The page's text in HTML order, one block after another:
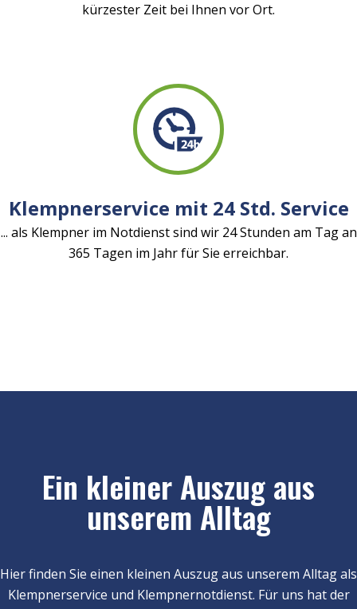
kürzester Zeit bei Ihnen vor Ort.
Klempnerservice mit 24 Std. Service
... als Klempner im Notdienst sind wir 24 Stunden am Tag an
365 Tagen im Jahr für Sie erreichbar.
Ein kleiner Auszug aus
unserem Alltag
Hier finden Sie einen kleinen Auszug aus unserem Alltag als
Klempnerservice und Klempnernotdienst. Für uns hat der